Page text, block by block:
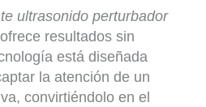
ultrasonido perturbador
resultados sin
está diseñada
la atención de un
convirtiéndolo en el